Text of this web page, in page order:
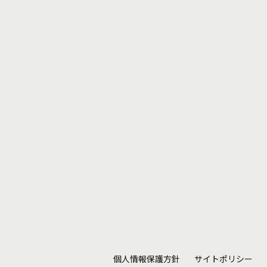
個人情報保護方針 サイトポリシー